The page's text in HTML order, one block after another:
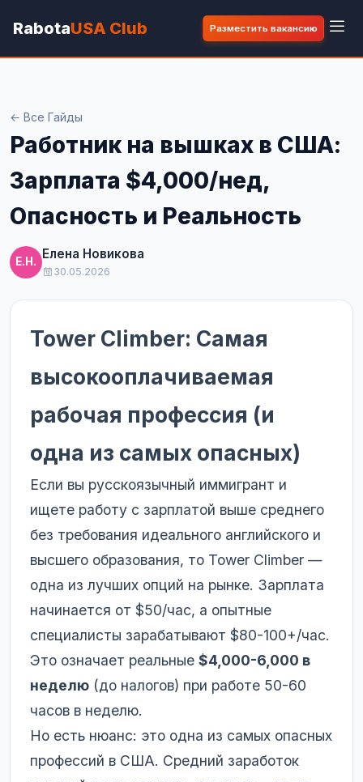
RabotaUSA Club Разместить вакансию
← Все Гайды
Работник на вышках в США:
Зарплата $4,000/нед,
Опасность и Реальность
Е.Н. Елена Новикова
30.05.2026
Tower Climber: Самая
высокооплачиваемая
рабочая профессия (и
одна из самых опасных)
Если вы русскоязычный иммигрант и
ищете работу с зарплатой выше среднего
без требования идеального английского и
высшего образования, то Tower Climber —
одна из лучших опций на рынке. Зарплата
начинается от $50/час, а опытные
специалисты зарабатывают $80-100+/час.
Это означает реальные $4,000-6,000 в
неделю (до налогов) при работе 50-60
часов в неделю.
Но есть нюанс: это одна из самых опасных
профессий в США. Средний заработок